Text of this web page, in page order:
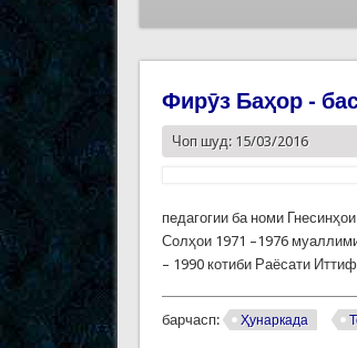
Фирӯз Баҳор -
Чоп шуд: 15/03/2016
педагогии ба номи
Солҳои 1971 –1976
– 1990 котиби Раёсати
барчасп: Ҳунаркада